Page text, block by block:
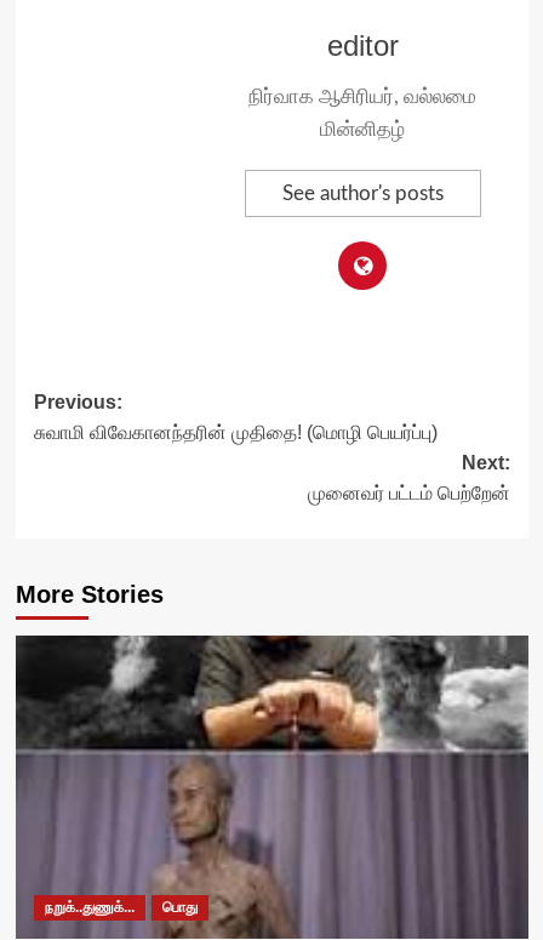
editor
நிர்வாக ஆசிரியர், வல்லமை
மின்னிதழ்
See author's posts
Post
navigation
Previous:
சுவாமி விவேகானந்தரின் முதிதை! (மொழி பெயர்ப்பு)
Next:
முனைவர் பட்டம் பெற்றேன்
More Stories
நறுக்..துணுக்... பொது